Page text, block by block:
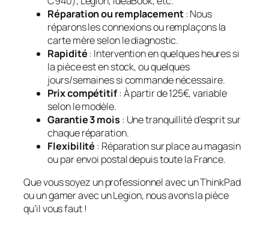
Réparation ou remplacement: Nous
réparons les connexions ou remplaçons la
carte mère selon le diagnostic.
Rapidité: Intervention en quelques heures si
la pièce est en stock, ou quelques
jours/semaines si commande nécessaire.
Prix compétitif: À partir de 125€, variable
selon le modèle.
Garantie 3 mois : Une tranquillité d’esprit sur
chaque réparation.
Flexibilité : Réparation sur place au magasin
ou par envoi postal depuis toute la France.
Que vous soyez un professionnel avec un ThinkPad
ou un gamer avec un Legion, nous avons la pièce
qu’il vous faut !